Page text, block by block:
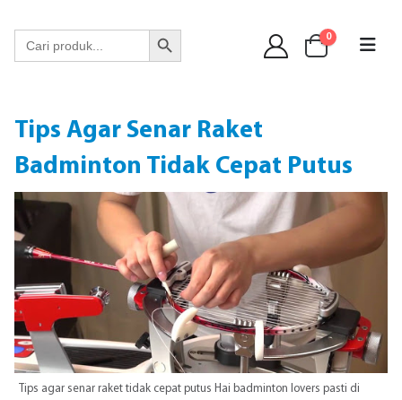
Search
for:
Search Button
0
Tips Agar Senar Raket
Badminton Tidak Cepat Putus
Tips agar senar raket tidak cepat putus Hai badminton lovers pasti di